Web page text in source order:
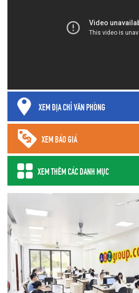
XEM ĐỊA CHỈ VĂN PHÒNG
XEM BÁO GIÁ
XEM THÊM CÁC DANH MỤC